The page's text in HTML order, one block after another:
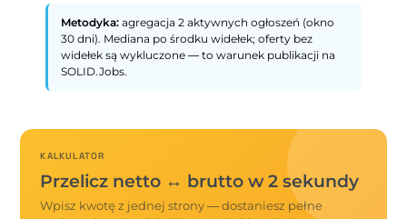
Metodyka: agregacja 2 aktywnych ogłoszeń (okno
30 dni). Mediana po środku widełek; oferty bez
widełek są wykluczone — to warunek publikacji na
SOLID.Jobs.
KALKULATOR
Przelicz netto ↔ brutto w 2 sekundy
Wpisz kwotę z jednej strony — dostaniesz pełne